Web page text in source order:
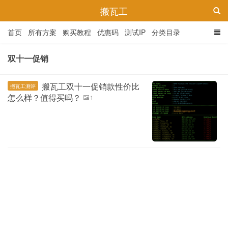
搬瓦工
首页 所有方案 购买教程 优惠码 测试IP 分类目录
双十一促销
搬瓦工测评
搬瓦工双十一促销款性价比
怎么样？值得买吗？
1